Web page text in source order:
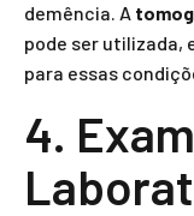
demência. A
pode ser utilizada,
para essas
4.